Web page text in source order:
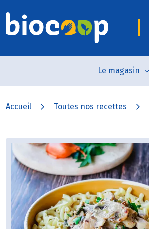
Le magasin
Accueil Toutes nos recettes